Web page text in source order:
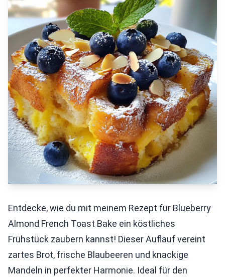
Entdecke, wie du mit meinem Rezept für Blueberry
Almond French Toast Bake ein köstliches
Frühstück zaubern kannst! Dieser Auflauf vereint
zartes Brot, frische Blaubeeren und knackige
Mandeln in perfekter Harmonie. Ideal für den